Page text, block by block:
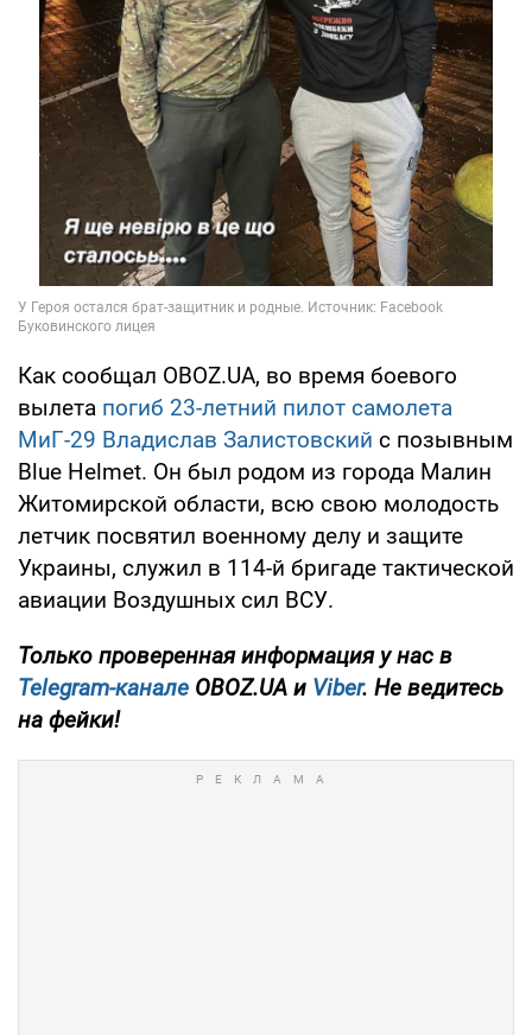
Как сообщал OBOZ.UA, во время боевого
вылета погиб 23-летний пилот самолета
МиГ-29 Владислав Залистовский с позывным
Blue Helmet. Он был родом из города Малин
Житомирской области, всю свою молодость
летчик посвятил военному делу и защите
Украины, служил в 114-й бригаде тактической
авиации Воздушных сил ВСУ.
Только проверенная информация у нас в
Telegram-канале OBOZ.UA и Viber. Не ведитесь
на фейки!